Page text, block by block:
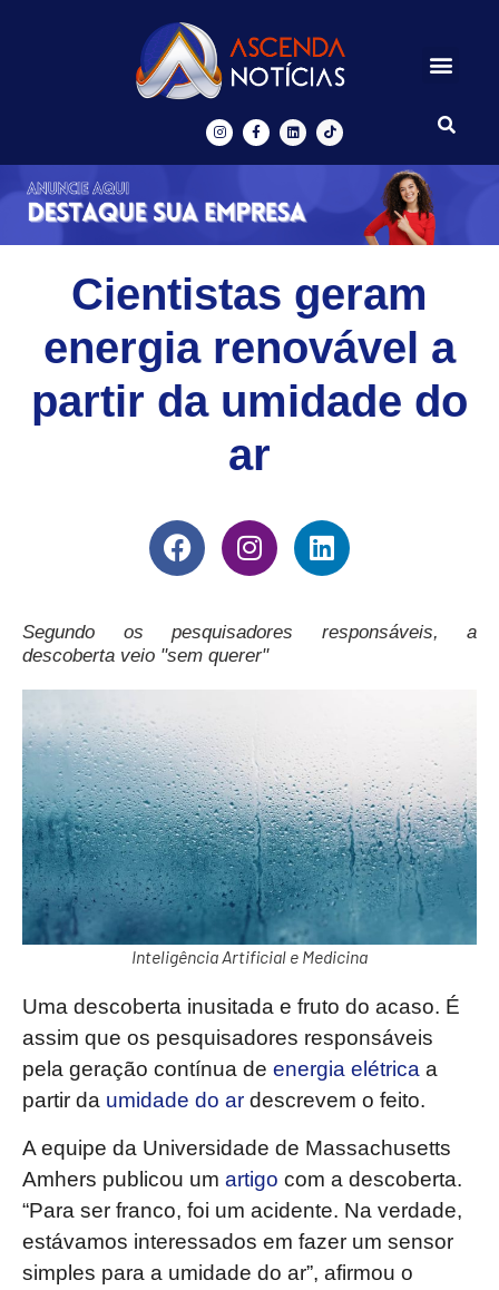
Cientistas geram
energia renovável a
partir da umidade do
ar
Segundo os pesquisadores responsáveis, a
descoberta veio "sem querer"
Inteligência Artificial e Medicina
Uma descoberta inusitada e fruto do acaso. É
assim que os pesquisadores responsáveis
pela geração contínua de energia elétrica a
partir da umidade do ar descrevem o feito.
A equipe da Universidade de Massachusetts
Amhers publicou um artigo com a descoberta.
“Para ser franco, foi um acidente. Na verdade,
estávamos interessados em fazer um sensor
simples para a umidade do ar”, afirmou o